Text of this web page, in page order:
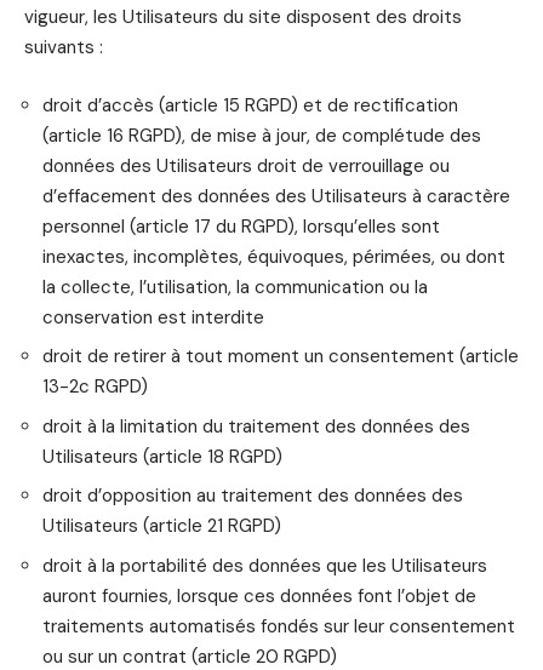
vigueur, les Utilisateurs du site disposent des droits
suivants :
droit d’accès (article 15 RGPD) et de rectification
(article 16 RGPD), de mise à jour, de complétude des
données des Utilisateurs droit de verrouillage ou
d’effacement des données des Utilisateurs à caractère
personnel (article 17 du RGPD), lorsqu’elles sont
inexactes, incomplètes, équivoques, périmées, ou dont
la collecte, l’utilisation, la communication ou la
conservation est interdite
droit de retirer à tout moment un consentement (article
13-2c RGPD)
droit à la limitation du traitement des données des
Utilisateurs (article 18 RGPD)
droit d’opposition au traitement des données des
Utilisateurs (article 21 RGPD)
droit à la portabilité des données que les Utilisateurs
auront fournies, lorsque ces données font l’objet de
traitements automatisés fondés sur leur consentement
ou sur un contrat (article 20 RGPD)